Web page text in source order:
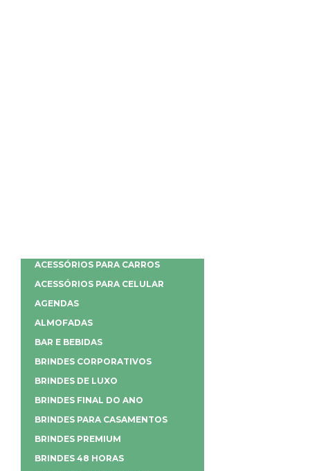
ACESSÓRIOS PARA CARROS
ACESSÓRIOS PARA CELULAR
AGENDAS
ALMOFADAS
BAR E BEBIDAS
BRINDES CORPORATIVOS
BRINDES DE LUXO
BRINDES FINAL DO ANO
BRINDES PARA CASAMENTOS
BRINDES PREMIUM
BRINDES 48 HORAS